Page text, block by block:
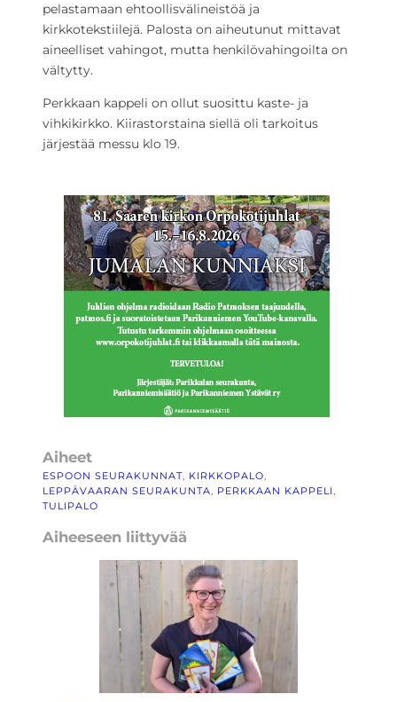
pelastamaan ehtoollisvälineistöä ja
kirkkotekstiilejä. Palosta on aiheutunut mittavat
aineelliset vahingot, mutta henkilövahingoilta on
vältytty.
Perkkaan kappeli on ollut suosittu kaste- ja
vihkikirkko. Kiirastorstaina siellä oli tarkoitus
järjestää messu klo 19.
Aiheet
ESPOON SEURAKUNNAT, KIRKKOPALO
LEPPÄVAARAN SEURAKUNTA, PERKKAAN KAPPELI
TULIPALO
Aiheeseen liittyvää